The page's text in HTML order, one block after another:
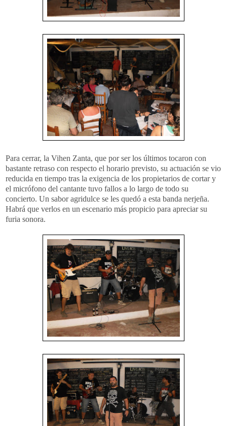
Para cerrar, la Vihen Zanta, que por ser los últimos tocaron con
bastante retraso con respecto el horario previsto, su actuación se vio
reducida en tiempo tras la exigencia de los propietarios de cortar y
el micrófono del cantante tuvo fallos a lo largo de todo su
concierto. Un sabor agridulce se les quedó a esta banda nerjeña.
Habrá que verlos en un escenario más propicio para apreciar su
furia sonora.